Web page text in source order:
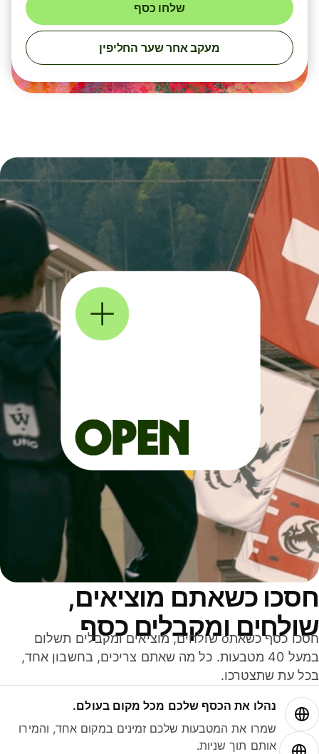
שלחו כסף
מעקב אחר שער החליפין
כשאתם מוציאים,
ומקבלים כסף
חסכו כסף כשאתo שולחים, מוציאים ומקבלים תשלום
במעל 40 מטבעות. כל מה שאתם צריכים, בחשבון אחד,
עת שתצטרכו.
נהלו את הכסף שלכם מכל מקום בעולם.
שמרו את המטבעות שלכם זמינים במקום אחד, והמירו
אותם תוך שניות.